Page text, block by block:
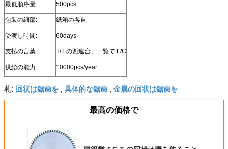
最低順序量: 500pcs
包装の細部: 紙箱の各自
受渡し時間: 60days
支払の言葉: T/T の西連合、一覧で L/C
供給の能力: 10000pcs/year
札: 回状は鋸歯を , 具体的な鋸歯 , 金属の回状は鋸歯を
最高の価格で